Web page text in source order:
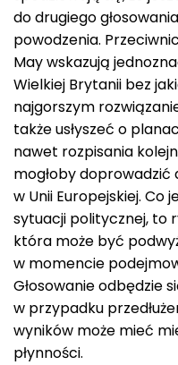
do drugiego
powodzenia.
May wskazują
Wielkiej Brytanii bez
najgorszym
także usłyszeć o
nawet rozpisania
mogłoby doprowadzić
w Unii Europejskiej. Co
sytuacji politycznej, to
która może być
w momencie
Głosowanie odbędzie
w przypadku
wyników może mieć
płynności.